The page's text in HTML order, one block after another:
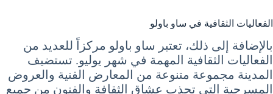
الفعاليات الثقافية في ساو باولو
بالإضافة إلى ذلك، تعتبر ساو باولو مركزاً للعديد من
الفعاليات الثقافية المهمة في شهر يوليو. تستضيف
المدينة مجموعة متنوعة من المعارض الفنية والعروض
المسرحية التي تجذب عشاق الثقافة والفنون من جميع